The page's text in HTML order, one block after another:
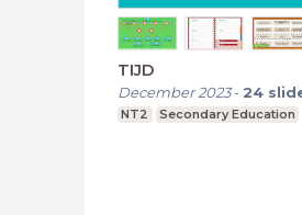
TIJD
December 2023- 24
NT2 Secondary Education